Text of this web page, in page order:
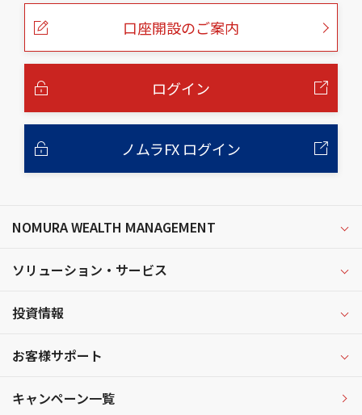
口座開設のご案内
ログイン
ノムラFX ログイン
NOMURA WEALTH MANAGEMENT
ソリューション・サービス
投資情報
お客様サポート
キャンペーン一覧